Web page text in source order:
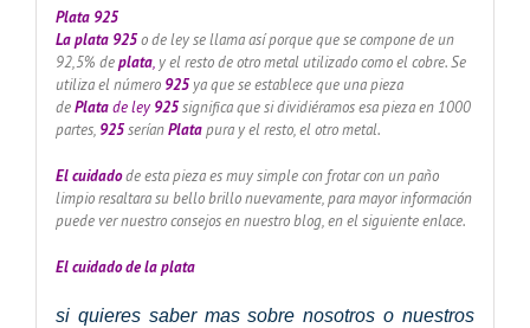
Plata 925
La plata 925o de ley se llama así porque que se compone de un
92,5% deplata, y el resto de otro metal utilizado como el cobre. Se
utiliza el número 925ya que se establece que una pieza
dePlatade ley925significa que si dividiéramos esa pieza en 1000
partes, 925seríanPlata pura y el resto, el otro metal.
El cuidadode esta pieza es muy simple con frotar con un paño
limpio resaltara su bello brillo nuevamente, para mayor información
puede ver nuestro consejos en nuestro blog, en el siguiente enlace.
El cuidado dela plata
si quieres saber mas sobre nosotros o nuestros